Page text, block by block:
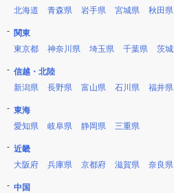
北海道
青森県 岩手県 宮城県 秋田県
関東
東京都
神奈川県 埼玉県 千葉県 茨
信越・北陸
新潟県
長野県 富山県 石川県 福井県
東海
愛知県
岐阜県 静岡県 三重県
近畿
大阪府
兵庫県 京都府 滋賀県 奈良県
中国